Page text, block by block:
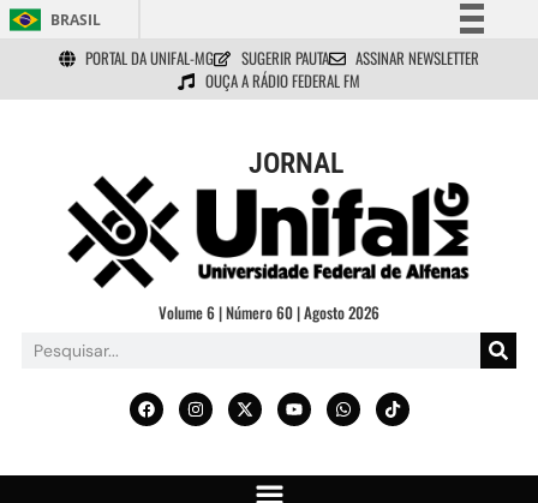
BRASIL
Simplifique!
Comunica BR
Acesso à informação
Legislação
Canais
PORTAL DA UNIFAL-MG SUGERIR PAUTA
ASSINAR NEWSLETTER
OUÇA A RÁDIO FEDERAL FM
JORNAL
Volume 6 | Número 60 | Agosto 2026